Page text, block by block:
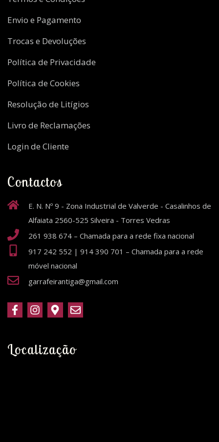
Envio e Pagamento
Trocas e Devoluções
Política de Privacidade
Política de Cookies
Resolução de Litígios
Livro de Reclamações
Login de Cliente
Contactos
E. N. Nº 9 - Zona Industrial de Valverde - Casalinhos de
Alfaiata 2560-525 Silveira - Torres Vedras
261 938 674 – Chamada para a rede fixa nacional
917 242 552 | 914 390 701 – Chamada para a rede
móvel nacional
garrafeirantiga@gmail.com
Localização